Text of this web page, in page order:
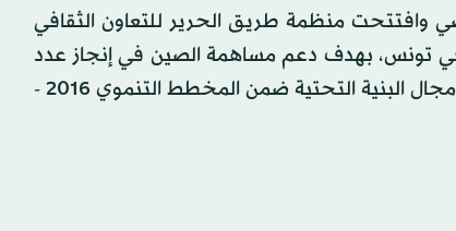
وافتتحت منظمة طريق الحرير للتعاون الثقافي
(سيكو) في أبريل (نيسان) 2017، مكتبا لها في تونس، بهدف دعم مساهمة الصين في إنجاز عدد
من مشاريع التنمية في تونس، خاصة منها المشاريع الكبرى المبرمجة في مجال البنية التحتية ضمن المخطط التنموي 2016 -